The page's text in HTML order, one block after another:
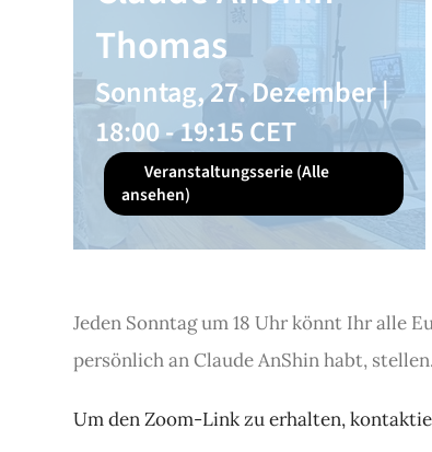
Thomas
Sonntag, 27. Dezember |
18:00-19:15CET
Veranstaltungsserie(Alle
ansehen)
Jeden Sonntag um 18 Uhr könnt Ihr alle
persönlich an Claude AnShin habt,
Um den Zoom-Link zu erhalten,